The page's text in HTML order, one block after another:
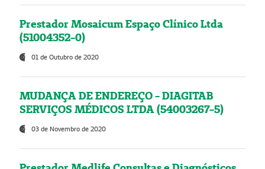
Prestador Mosaicum Espaço Clínico Ltda
(51004352-0)
01 de Outubro de 2020
MUDANÇA DE ENDEREÇO - DIAGITAB
SERVIÇOS MÉDICOS LTDA (54003267-5)
03 de Novembro de 2020